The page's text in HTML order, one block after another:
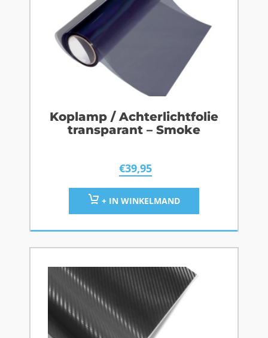
Koplamp / Achterlichtfolie
transparant – Smoke
€39,95
+ IN WINKELMAND